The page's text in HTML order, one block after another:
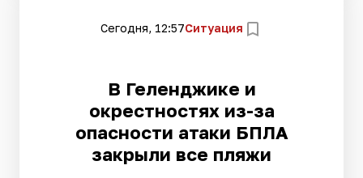
Сегодня, 12:57Ситуация
В Геленджике и
окрестностях из-за
опасности атаки БПЛА
закрыли все пляжи